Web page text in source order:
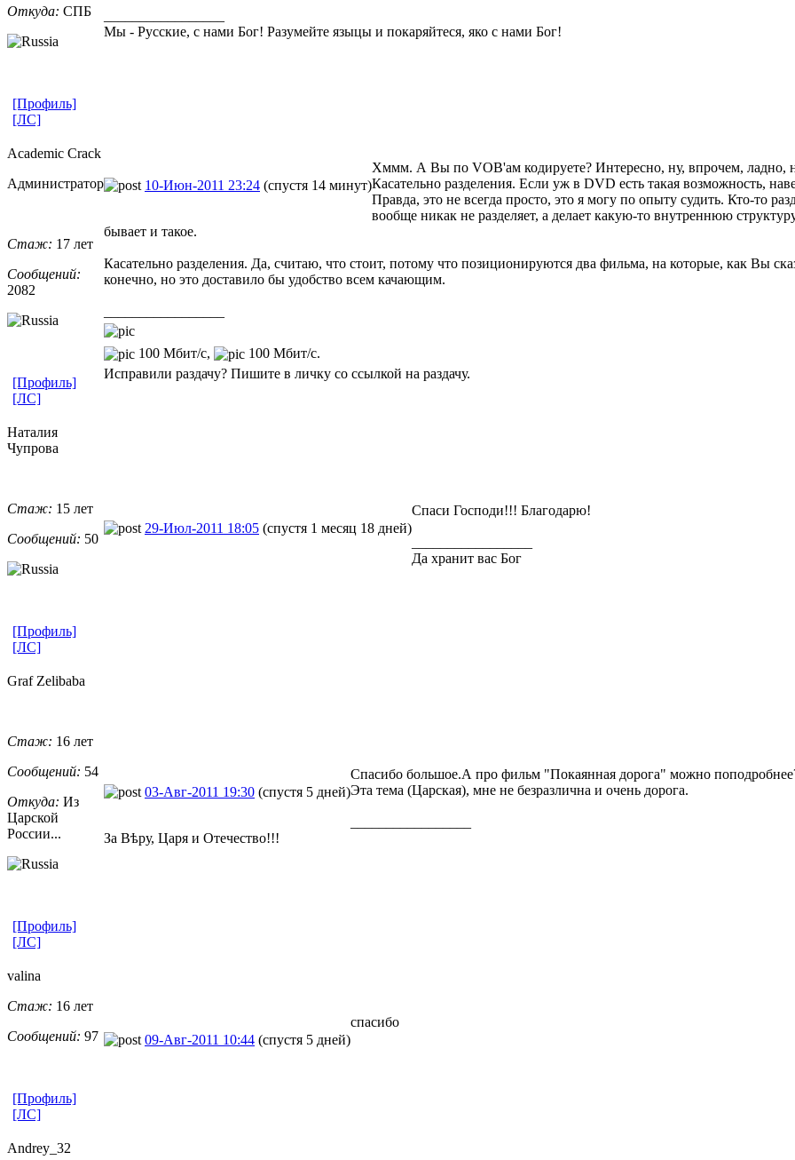
Откуда: СПБ
Мы - Русские, с нами Бог! Разумейте языцы и покаряйтеся, яко с нами Бог!
[Профиль]
[ЛС]
Academic Crack
Администратор
Стаж: 17 лет
Сообщений:
2082
10-Июн-2011 23:24 (спустя 14 минут)
Хммм. А Вы по VOB'ам кодируете? Интересно, ну, впрочем, ладно,
Касательно разделения. Если уж в DVD есть такая возможность,
Правда, это не всегда просто, это я могу по опыту судить. Кто-то
вообще никак не разделяет, а делает какую-то внутреннюю
бывает и такое.
Касательно разделения. Да, считаю, что стоит, потому что позиционируются два фильма, на которые, как Вы
конечно, но это доставило бы удобство всем качающим.
100 Мбит/с,
100 Мбит/с.
Исправили раздачу? Пишите в личку со ссылкой на раздачу.
[Профиль]
[ЛС]
Наталия
Чупрова
Стаж: 15 лет
Сообщений: 50
29-Июл-2011 18:05 (спустя 1 месяц 18 дней)
Спаси Господи!!! Благодарю!
Да хранит вас Бог
[Профиль]
[ЛС]
Graf Zelibaba
Стаж: 16 лет
Сообщений: 54
Откуда: Из
Царской
России...
03-Авг-2011 19:30 (спустя 5 дней)
Спасибо большое.А про фильм "Покаянная дорога" можно
Эта тема (Царская), мне не безразлична и очень дорога.
За Вѣру, Царя и Отечество!!!
[Профиль]
[ЛС]
valina
Стаж: 16 лет
Сообщений: 97 09-Авг-2011 10:44 (спустя 5 дней)
спасибо
[Профиль]
[ЛС]
Andrey_32